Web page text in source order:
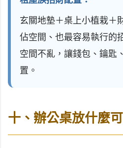
玄關地墊＋桌上小植栽＋
佔空間、也最容易執行的
空間不亂，讓錢包、鑰匙
置。
十、辦公桌放什麼